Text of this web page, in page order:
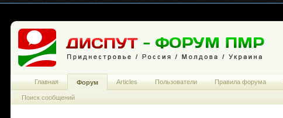
Главная Форум
Поиск сообщений
Articles Пользователи Правила форума